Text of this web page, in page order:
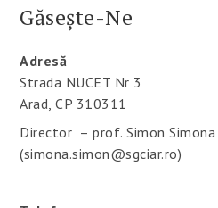
Găsește-Ne
Adresă
Strada NUCET Nr 3
Arad, CP 310311
Director – prof. Simon Simona
(simona.simon@sgciar.ro)